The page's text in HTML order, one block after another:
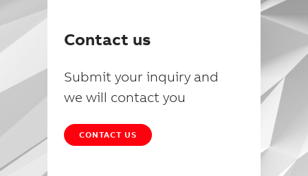
Contact us
Submit your inquiry and
we will contact you
CONTACT US